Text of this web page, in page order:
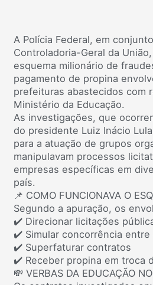
A Polícia Federal, em
Controladoria-Geral da
esquema milionário de
pagamento de propina
prefeituras abastecidos com
Ministério da Educação.
As investigações, que
do presidente Luiz Inácio
para a atuação de grupos
manipulavam processos
empresas específicas em
país.
📌 COMO FUNCIONAVA O
Segundo a apuração, os
✔️ Direcionar licitações
✔️ Simular concorrência entre
✔️ Superfaturar contratos
✔️ Receber propina em troca
💸 VERBAS DA EDUCAÇÃO